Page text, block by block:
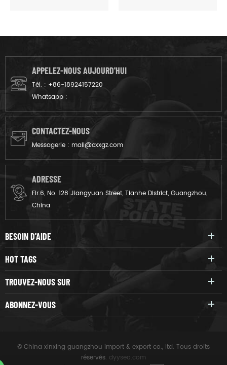
l'armée de la Russie Tsariste,
et progressivement étendu à
d'autres pays et régions.
l'ombrage.
APPELEZ-NOUS AUJOURD'HUI
Tél. : +86-18924157220
Whatsapp :
CONTACTEZ-NOUS
Messagerie : mail@cxxgz.com
ADRESSE
Flr.6, No. 128 Jiangyuan Street, Tianhe District, Guangzhou,
China
BESOIN D'AIDE
HOT TAGS
TROUVEZ-NOUS SUR
ABONNEZ-VOUS
© China xinxing guangzhou import & export co., ltd. Tous droits
réservés. dyyseo.com